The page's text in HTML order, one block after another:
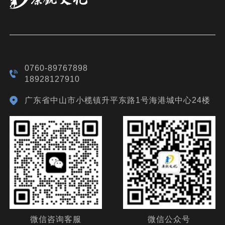
0760-89767898
18928127910
广东省中山市小榄镇升平东路1号海港城中心24楼
微信咨询客服 微信公众号